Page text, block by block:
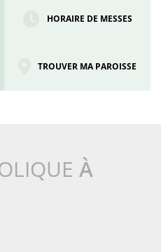
HORAIRE DE MESSES
TROUVER MA PAROISSE
À